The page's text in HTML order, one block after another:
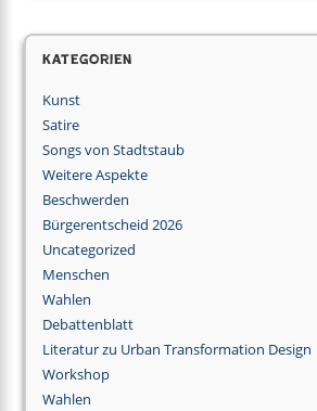
Kategorien
Kunst
Satire
Songs von Stadtstaub
Weitere Aspekte
Beschwerden
Bürgerentscheid 2026
Uncategorized
Menschen
Wahlen
Debattenblatt
Literatur zu Urban Transformation Design
Workshop
Wahlen